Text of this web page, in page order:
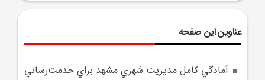
عناوین این صفحه
آمادگي کامل مديريت شهري مشهد براي خدمت‌رساني